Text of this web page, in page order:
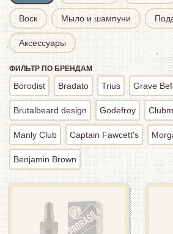
Воск Мыло и шампуни
Аксессуары
Borodist Bradato Trius Grave
Brutalbeard design Godefroy
Manly Club Captain Fawcett's
Benjamin Brown